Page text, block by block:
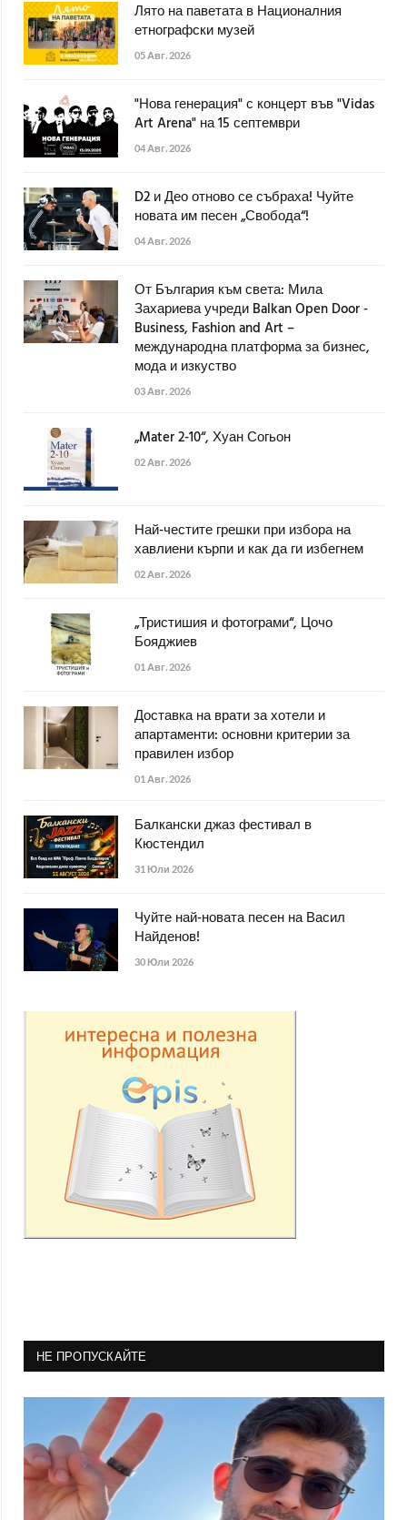
Лято на паветата в Националния
етнографски музей
05 Авг. 2026
"Нова генерация" с концерт във "Vidas
Art Arena" на 15 септември
04 Авг. 2026
D2 и Део отново се събраха! Чуйте
новата им песен „Свобода“!
04 Авг. 2026
От България към света: Мила
Захариева учреди Balkan Open Door -
Business, Fashion and Art –
международна платформа за бизнес,
мода и изкуство
03 Авг. 2026
„Mater 2-10“, Хуан Согьон
02 Авг. 2026
Най-честите грешки при избора на
хавлиени кърпи и как да ги избегнем
02 Авг. 2026
„Тристишия и фотограми“, Цочо
Бояджиев
01 Авг. 2026
Доставка на врати за хотели и
апартаменти: основни критерии за
правилен избор
01 Авг. 2026
Балкански джаз фестивал в
Кюстендил
31 Юли 2026
Чуйте най-новата песен на Васил
Найденов!
30 Юли 2026
НЕ ПРОПУСКАЙТЕ